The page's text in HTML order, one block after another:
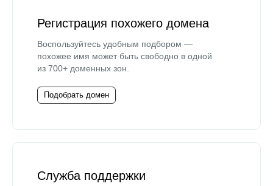
Регистрация похожего домена
Воспользуйтесь удобным подбором —
похожее имя может быть свободно в одной
из 700+ доменных зон.
Подобрать домен
Служба поддержки